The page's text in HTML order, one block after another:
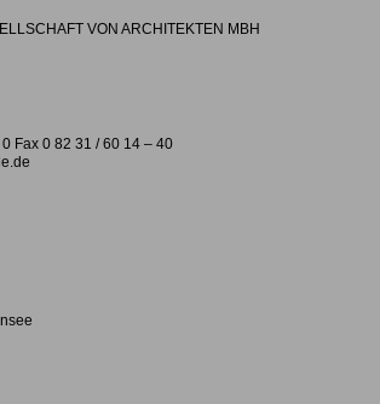
VON ARCHITEKTEN MBH
Fax 0 82 31 / 60 14 – 40